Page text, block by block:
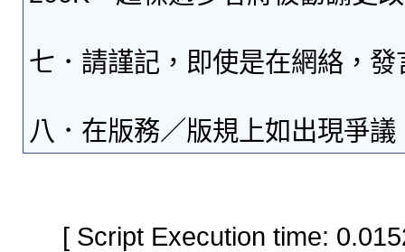
七．請謹記，即使是在網絡，
八．在版務／版規上如出現爭
[ Script Execution time: